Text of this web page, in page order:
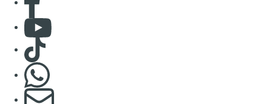
Consulter Youtube
Consulter TikTok
S'abonner à notre newsletter